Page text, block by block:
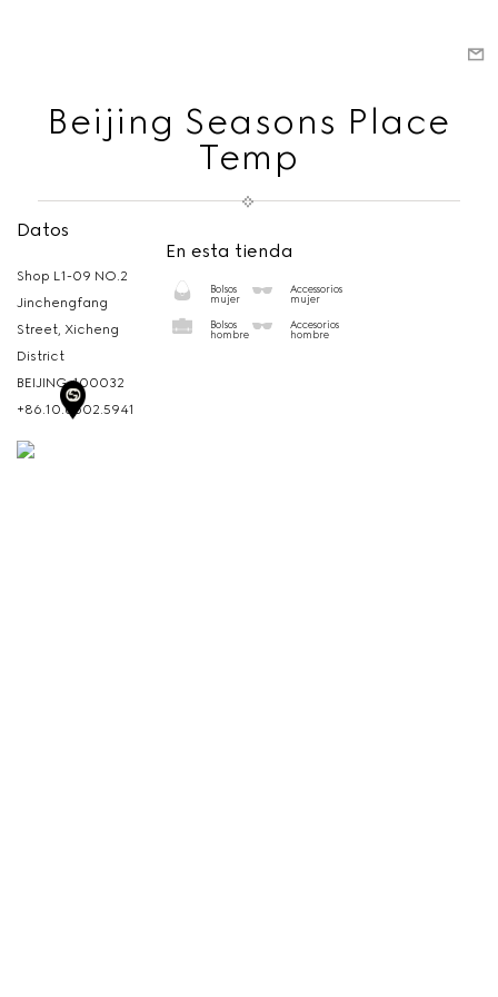
Beijing Seasons Place
Temp
Datos
Shop L1-09 NO.2
Jinchengfang
Street, Xicheng
District
BEIJING, 100032
+86.10.6602.5941
En esta tienda
Bolsos
mujer
Accessorios
mujer
Bolsos
hombre
Accesorios
hombre